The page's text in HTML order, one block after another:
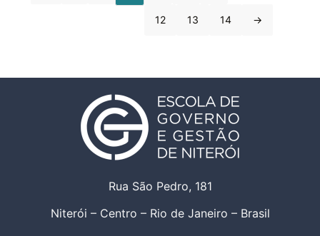
12 13 14 →
Rua São Pedro, 181
Niterói – Centro – Rio de Janeiro – Brasil